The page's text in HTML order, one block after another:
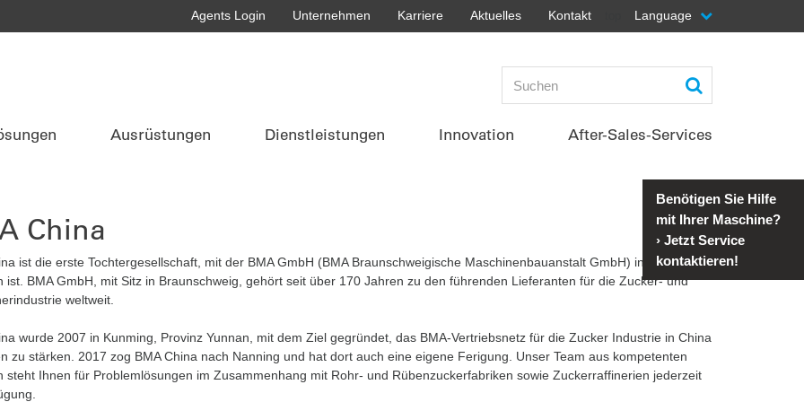
Agents Login Unternehmen Karriere Aktuelles Kontakt Language
Ausrüstungen Dienstleistungen Innovation After-Sales-Services
China
ist die erste Tochtergesellschaft, mit der BMA GmbH (BMA Braunschweigische Maschinenbauanstalt GmbH) in Asien
ist. BMA GmbH, mit Sitz in Braunschweig, gehört seit über 170 Jahren zu den führenden Lieferanten für die Zucker- und
weltweit.
wurde 2007 in Kunming, Provinz Yunnan, mit dem Ziel gegründet, das BMA-Vertriebsnetz für die Zucker Industrie in China
zu stärken. 2017 zog BMA China nach Nanning und hat dort auch eine eigene Ferigung. Unser Team aus kompetenten
steht Ihnen für Problemlösungen im Zusammenhang mit Rohr- und Rübenzuckerfabriken sowie Zuckerraffinerien jederzeit
Benötigen Sie Hilfe
mit Ihrer Maschine?
› Jetzt Service
kontaktieren!